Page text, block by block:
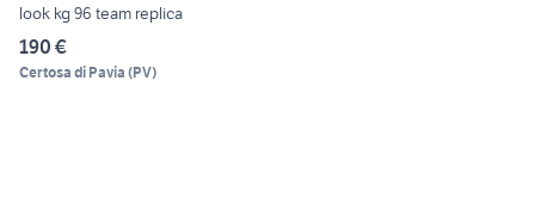
look kg 96 team replica
190 €
Certosa di Pavia (PV)